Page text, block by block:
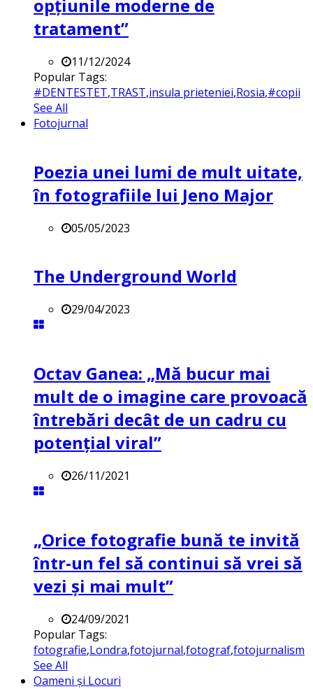
opțiunile moderne de
tratament”
11/12/2024
Popular Tags:
#DENTESTET,TRAST,insula prieteniei,Rosia,#copii
See All
Fotojurnal
Poezia unei lumi de mult uitate,
în fotografiile lui Jeno Major
05/05/2023
The Underground World
29/04/2023
Octav Ganea: „Mă bucur mai
mult de o imagine care provoacă
întrebări decât de un cadru cu
potenţial viral”
26/11/2021
„Orice fotografie bună te invită
într-un fel să continui să vrei să
vezi și mai mult”
24/09/2021
Popular Tags:
fotografie,Londra,fotojurnal,fotograf,fotojurnalism
See All
Oameni și Locuri